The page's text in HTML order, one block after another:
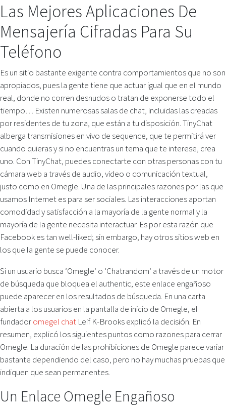
Las Mejores Aplicaciones De
Mensajería Cifradas Para Su
Teléfono
Es un sitio bastante exigente contra comportamientos que no son
apropiados, pues la gente tiene que actuar igual que en el mundo
real, donde no corren desnudos o tratan de exponerse todo el
tiempo… Existen numerosas salas de chat, incluidas las creadas
por residentes de tu zona, que están a tu disposición. TinyChat
alberga transmisiones en vivo de sequence, que te permitirá ver
cuando quieras y si no encuentras un tema que te interese, crea
uno. Con TinyChat, puedes conectarte con otras personas con tu
cámara web a través de audio, video o comunicación textual,
justo como en Omegle. Una de las principales razones por las que
usamos Internet es para ser sociales. Las interacciones aportan
comodidad y satisfacción a la mayoría de la gente normal y la
mayoría de la gente necesita interactuar. Es por esta razón que
Facebook es tan well-liked; sin embargo, hay otros sitios web en
los que la gente se puede conocer.
Si un usuario busca ‘Omegle’ o ‘Chatrandom’ a través de un motor
de búsqueda que bloquea el authentic, este enlace engañoso
puede aparecer en los resultados de búsqueda. En una carta
abierta a los usuarios en la pantalla de inicio de Omegle, el
fundadoromegel chat Leif K-Brooks explicó la decisión. En
resumen, explicó los siguientes puntos como razones para cerrar
Omegle. La duración de las prohibiciones de Omegle parece variar
bastante dependiendo del caso, pero no hay muchas pruebas que
indiquen que sean permanentes.
Un Enlace Omegle Engañoso